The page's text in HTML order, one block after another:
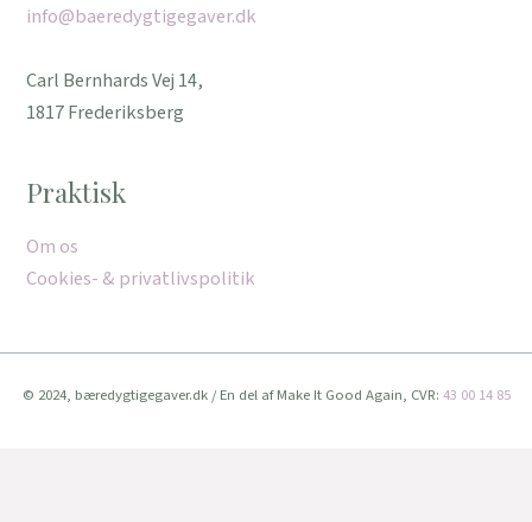
info@baeredygtigegaver.dk
Carl Bernhards Vej 14,
1817 Frederiksberg
Praktisk
Om os
Cookies- & privatlivspolitik
© 2024, bæredygtigegaver.dk / En del af Make It Good Again, CVR: 43 00 14 85